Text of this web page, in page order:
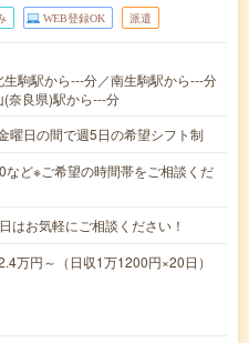
WEB登録OK 派遣
駒駅から---分／南生駒駅から---分
(奈良県)駅から---分
曜日の間で週5日の希望シフト制
ど※ご希望の時間帯をご相談くだ
お気軽にご相談ください！
万円～（日収1万1200円×20日）